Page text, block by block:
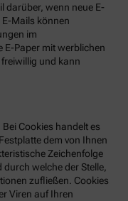
darüber, wenn neue E-
Mails können
im
E-Paper mit werblichen
und kann
Cookies handelt es
dem von Ihnen
Zeichenfolge
welche der Stelle,
zufließen. Cookies
Viren auf Ihren